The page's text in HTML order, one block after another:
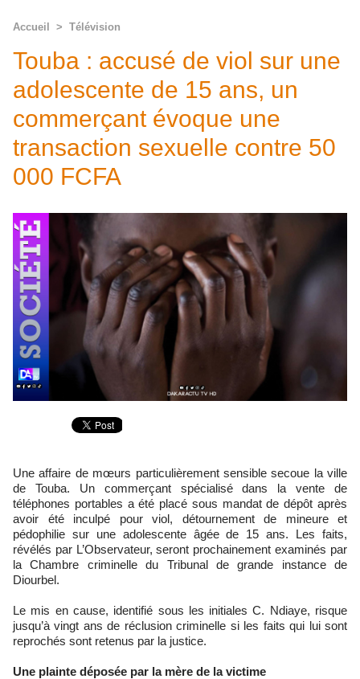
Accueil > Télévision
Touba : accusé de viol sur une
adolescente de 15 ans, un
commerçant évoque une
transaction sexuelle contre 50
000 FCFA
Une affaire de mœurs particulièrement sensible secoue la ville
de Touba. Un commerçant spécialisé dans la vente de
téléphones portables a été placé sous mandat de dépôt après
avoir été inculpé pour viol, détournement de mineure et
pédophilie sur une adolescente âgée de 15 ans. Les faits,
révélés par L’Observateur, seront prochainement examinés par
la Chambre criminelle du Tribunal de grande instance de
Diourbel.
Le mis en cause, identifié sous les initiales C. Ndiaye, risque
jusqu’à vingt ans de réclusion criminelle si les faits qui lui sont
reprochés sont retenus par la justice.
Une plainte déposée par la mère de la victime